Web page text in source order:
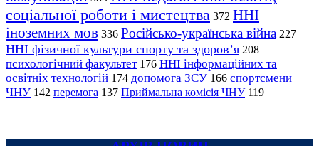
соціальної роботи і мистецтва 372 ННІ
іноземних мов 336 Російсько-українська війна 227
ННІ фізичної культури спорту та здоров’я 208
психологічний факультет 176 ННІ інформаційних та
освітніх технологій 174 допомога ЗСУ 166 спортсмени
ЧНУ 142 перемога 137 Приймальна комісія ЧНУ 119